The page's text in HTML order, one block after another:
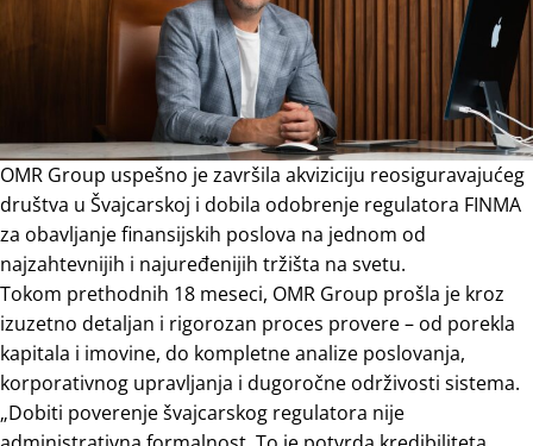
OMR Group uspešno je završila akviziciju reosiguravajućeg
društva u Švajcarskoj i dobila odobrenje regulatora FINMA
za obavljanje finansijskih poslova na jednom od
najzahtevnijih i najuređenijih tržišta na svetu.
Tokom prethodnih 18 meseci, OMR Group prošla je kroz
izuzetno detaljan i rigorozan proces provere – od porekla
kapitala i imovine, do kompletne analize poslovanja,
korporativnog upravljanja i dugoročne održivosti sistema.
„Dobiti poverenje švajcarskog regulatora nije